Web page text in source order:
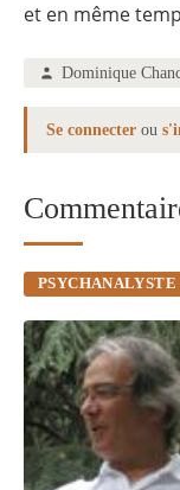
et en même
Dominique
Se connecter ou
PSYCHANALYSTE